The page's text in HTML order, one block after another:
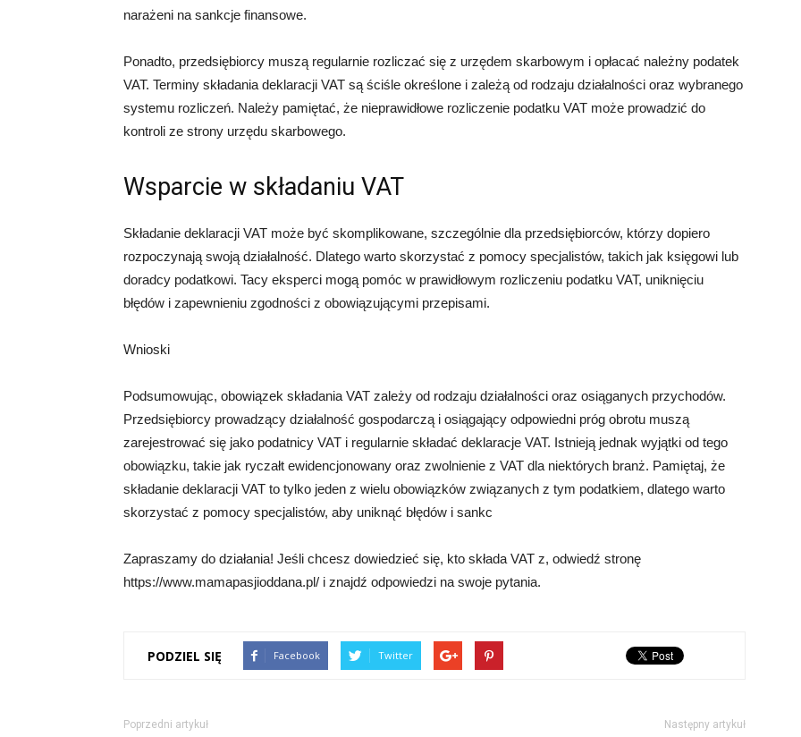
narażeni na sankcje finansowe.
Ponadto, przedsiębiorcy muszą regularnie rozliczać się z urzędem skarbowym i opłacać należny podatek
VAT. Terminy składania deklaracji VAT są ściśle określone i zależą od rodzaju działalności oraz wybranego
systemu rozliczeń. Należy pamiętać, że nieprawidłowe rozliczenie podatku VAT może prowadzić do
kontroli ze strony urzędu skarbowego.
Wsparcie w składaniu VAT
Składanie deklaracji VAT może być skomplikowane, szczególnie dla przedsiębiorców, którzy dopiero
rozpoczynają swoją działalność. Dlatego warto skorzystać z pomocy specjalistów, takich jak księgowi lub
doradcy podatkowi. Tacy eksperci mogą pomóc w prawidłowym rozliczeniu podatku VAT, uniknięciu
błędów i zapewnieniu zgodności z obowiązującymi przepisami.
Wnioski
Podsumowując, obowiązek składania VAT zależy od rodzaju działalności oraz osiąganych przychodów.
Przedsiębiorcy prowadzący działalność gospodarczą i osiągający odpowiedni próg obrotu muszą
zarejestrować się jako podatnicy VAT i regularnie składać deklaracje VAT. Istnieją jednak wyjątki od tego
obowiązku, takie jak ryczałt ewidencjonowany oraz zwolnienie z VAT dla niektórych branż. Pamiętaj, że
składanie deklaracji VAT to tylko jeden z wielu obowiązków związanych z tym podatkiem, dlatego warto
skorzystać z pomocy specjalistów, aby uniknąć błędów i sankc
Zapraszamy do działania! Jeśli chcesz dowiedzieć się, kto składa VAT z, odwiedź stronę
https://www.mamapasjioddana.pl/ i znajdź odpowiedzi na swoje pytania.
PODZIEL SIĘ Facebook Twitter
Poprzedni artykuł Następny artykuł